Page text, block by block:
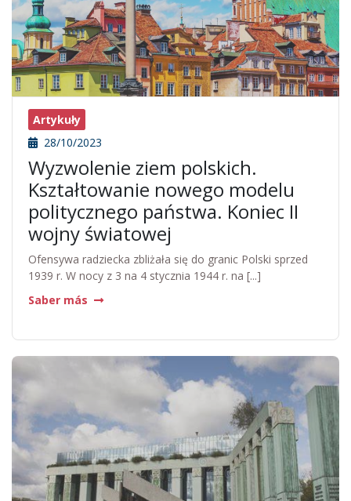
Artykuły
28/10/2023
Wyzwolenie ziem polskich.
Kształtowanie nowego modelu
politycznego państwa. Koniec II
wojny światowej
Ofensywa radziecka zbliżała się do granic Polski sprzed
1939 r. W nocy z 3 na 4 stycznia 1944 r. na [...]
Saber más